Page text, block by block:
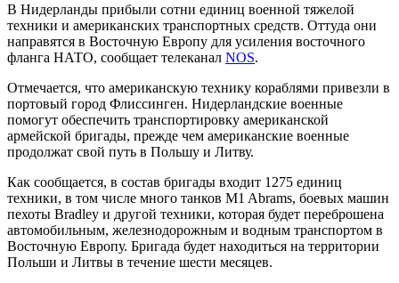
В Нидерланды прибыли сотни единиц военной тяжелой
техники и американских транспортных средств. Оттуда они
направятся в Восточную Европу для усиления восточного
фланга НАТО, сообщает телеканал NOS.
Отмечается, что американскую технику кораблями привезли в
портовый город Флиссинген. Нидерландские военные
помогут обеспечить транспортировку американской
армейской бригады, прежде чем американские военные
продолжат свой путь в Польшу и Литву.
Как сообщается, в состав бригады входит 1275 единиц
техники, в том числе много танков M1 Abrams, боевых машин
пехоты Bradley и другой техники, которая будет переброшена
автомобильным, железнодорожным и водным транспортом в
Восточную Европу. Бригада будет находиться на территории
Польши и Литвы в течение шести месяцев.